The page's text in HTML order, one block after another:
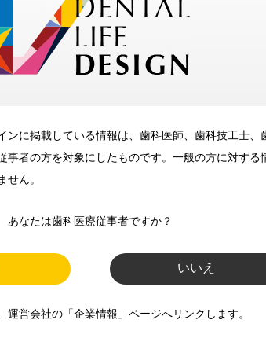
ンに掲載している情報は、歯科医師、歯科技工士、
事者の方を対象にしたものです。一般の方に対する
せん。
あなたは歯科医療従事者ですか？
いいえ
運営会社の「企業情報」ページへリンクします。
メリット
メールマガジンでお届け
、歯科衛生士、歯科技工士）に
届けします。